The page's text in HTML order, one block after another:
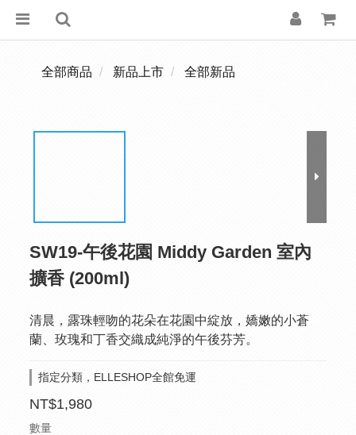
全部商品 新品上市 全部新品
SW19-午後花園 Middy Garden 室內
擴香 (200ml)
清晨，露珠輕吻的花朵在花園中綻放，嬌嫩的小蒼
蘭、玫瑰和丁香交織成純淨的午後芬芳。
指定分類，ELLESHOP全館免運
NT$1,980
數量